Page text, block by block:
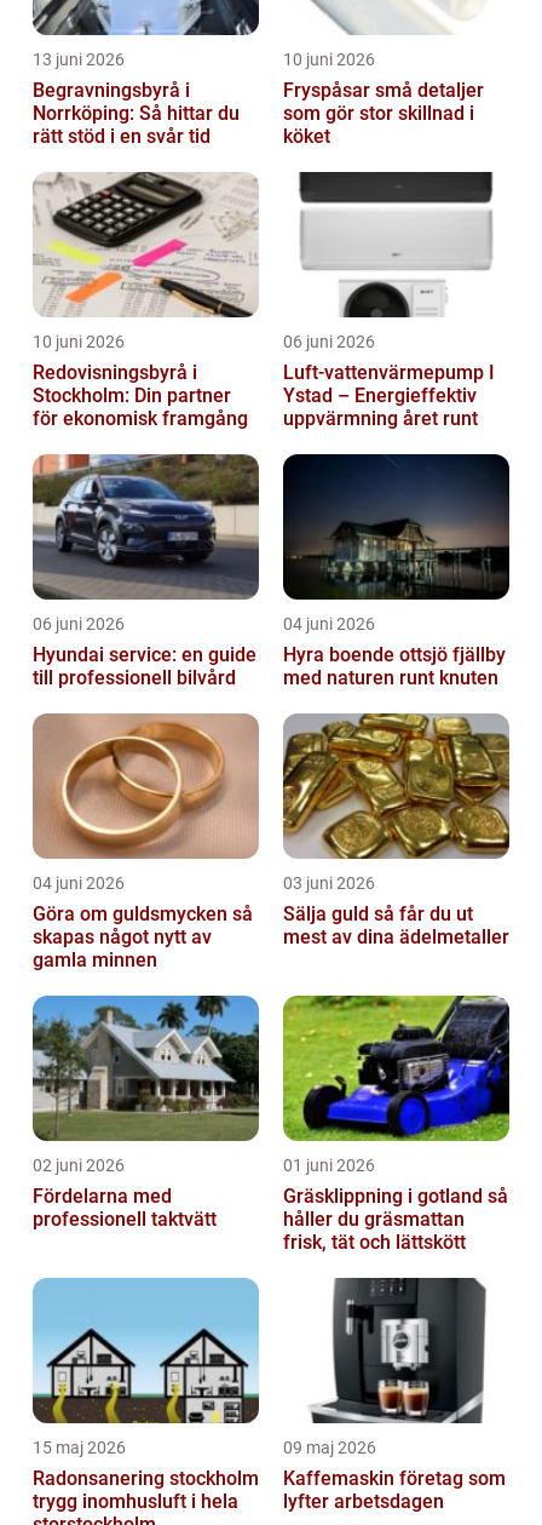
13 juni 2026
Begravningsbyrå i
Norrköping: Så hittar du
rätt stöd i en svår tid
10 juni 2026
Fryspåsar små detaljer
som gör stor skillnad i
köket
10 juni 2026
Redovisningsbyrå i
Stockholm: Din partner
för ekonomisk framgång
06 juni 2026
Luft-vattenvärmepump I
Ystad – Energieffektiv
uppvärmning året runt
06 juni 2026
Hyundai service: en guide
till professionell bilvård
04 juni 2026
Hyra boende ottsjö fjällby
med naturen runt knuten
04 juni 2026
Göra om guldsmycken så
skapas något nytt av
gamla minnen
03 juni 2026
Sälja guld så får du ut
mest av dina ädelmetaller
02 juni 2026
Fördelarna med
professionell taktvätt
01 juni 2026
Gräsklippning i gotland så
håller du gräsmattan
frisk, tät och lättskött
15 maj 2026
Radonsanering stockholm
trygg inomhusluft i hela
09 maj 2026
Kaffemaskin företag som
lyfter arbetsdagen